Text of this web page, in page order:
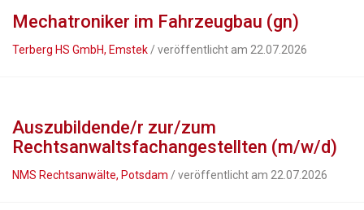
Mechatroniker im Fahrzeugbau (gn)
Terberg HS GmbH, Emstek / veröffentlicht am 22.07.2026
Auszubildende/r zur/zum
Rechtsanwaltsfachangestellten (m/w/d)
NMS Rechtsanwälte, Potsdam / veröffentlicht am 22.07.2026